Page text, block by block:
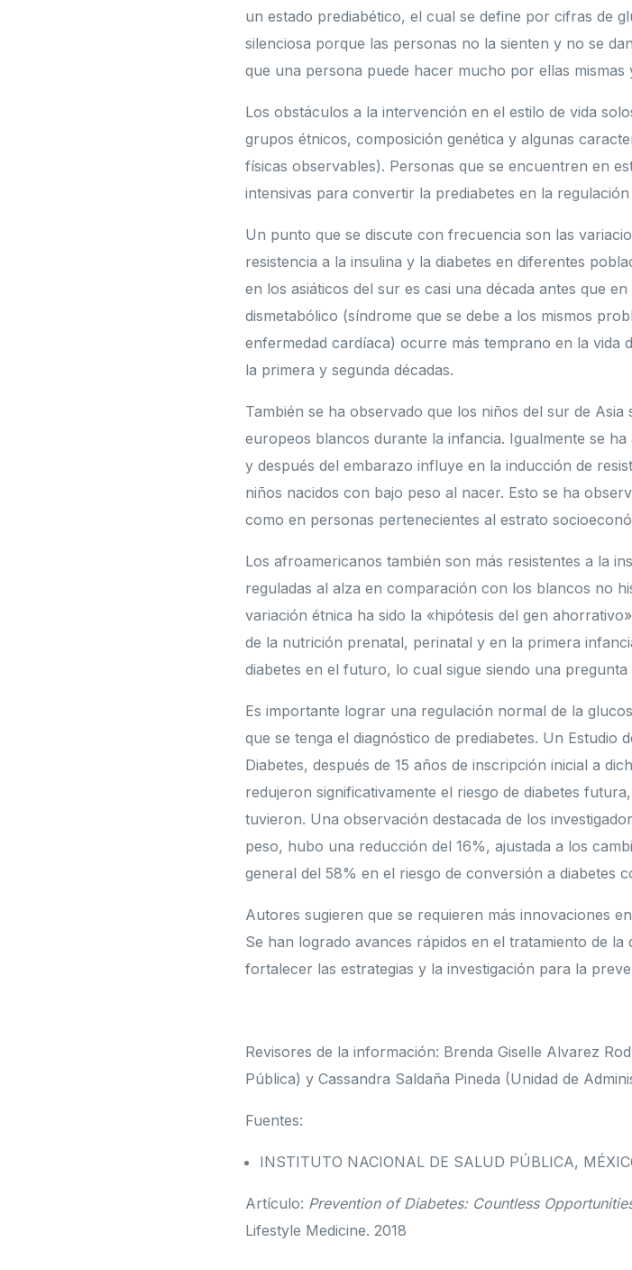
un estado prediabético, el cual se define por cifras de
silenciosa porque las personas no la sienten y no se
que una persona puede hacer mucho por ellas mismas
Los obstáculos a la intervención en el estilo de vida
grupos étnicos, composición genética y algunas
físicas observables). Personas que se encuentren en
intensivas para convertir la prediabetes en la
Un punto que se discute con frecuencia son las
resistencia a la insulina y la diabetes en diferentes
en los asiáticos del sur es casi una década antes que
dismetabólico (síndrome que se debe a los mismos
enfermedad cardíaca) ocurre más temprano en la vida
la primera y segunda décadas.
También se ha observado que los niños del sur de
europeos blancos durante la infancia. Igualmente se
y después del embarazo influye en la inducción de
niños nacidos con bajo peso al nacer. Esto se ha
como en personas pertenecientes al estrato
Los afroamericanos también son más resistentes a la
reguladas al alza en comparación con los blancos no
variación étnica ha sido la «hipótesis del gen
de la nutrición prenatal, perinatal y en la primera
diabetes en el futuro, lo cual sigue siendo una pregunta
Es importante lograr una regulación normal de la
que se tenga el diagnóstico de prediabetes. Un Estudio
Diabetes, después de 15 años de inscripción inicial a
redujeron significativamente el riesgo de diabetes
tuvieron. Una observación destacada de los
peso, hubo una reducción del 16%, ajustada a los
general del 58% en el riesgo de conversión a diabetes
Autores sugieren que se requieren más innovaciones
Se han logrado avances rápidos en el tratamiento de
fortalecer las estrategias y la investigación para la
Revisores de la información: Brenda Giselle Alvarez
Pública) y Cassandra Saldaña Pineda (Unidad de
Fuentes:
INSTITUTO NACIONAL DE SALUD PÚBLICA,
Artículo: Prevention of Diabetes: Countless
Lifestyle Medicine. 2018